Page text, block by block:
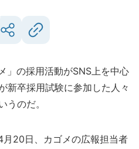
」の採用活動がSNS上を中心
新卒採用試験に参加した人々
うのだ。
20日、カゴメの広報担当者